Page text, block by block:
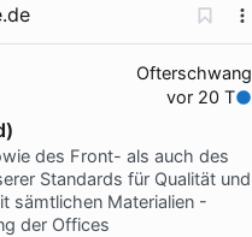
Ofterschwang
vor 20 T
des Front- als auch des
Standards für Qualität und
sämtlichen Materialien -
der Offices